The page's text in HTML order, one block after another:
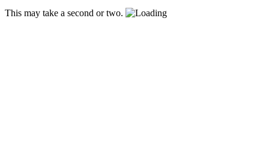
This may take a second or two.